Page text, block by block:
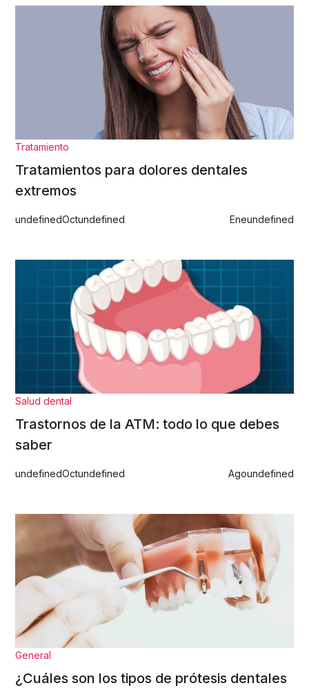
Tratamiento
Tratamientos para dolores dentales
extremos
undefinedOctundefined Eneundefined
Salud dental
Trastornos de la ATM: todo lo que debes
saber
undefinedOctundefined Agoundefined
General
¿Cuáles son los tipos de prótesis dentales